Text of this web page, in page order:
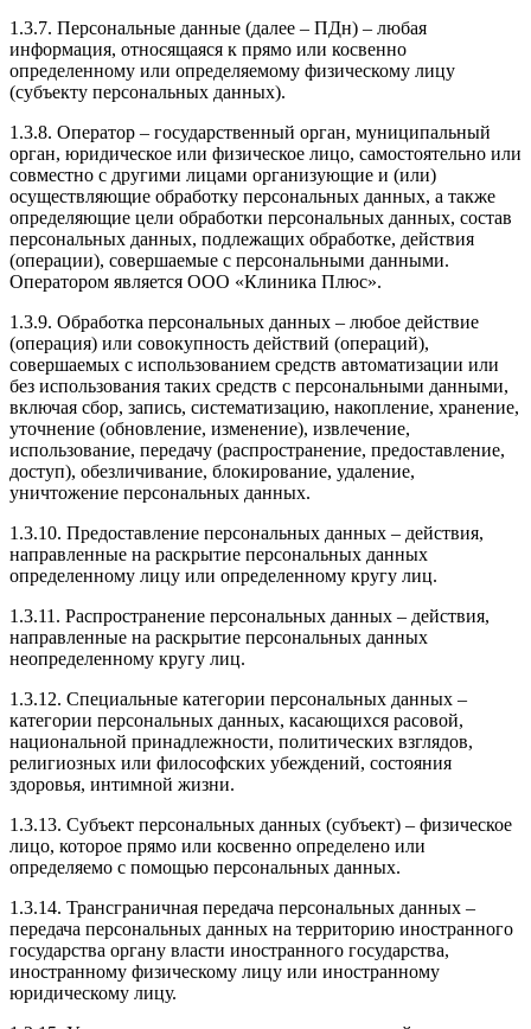
1.3.7. Персональные данные (далее – ПДн) – любая
информация, относящаяся к прямо или косвенно
определенному или определяемому физическому лицу
(субъекту персональных данных).
1.3.8. Оператор – государственный орган, муниципальный
орган, юридическое или физическое лицо, самостоятельно или
совместно с другими лицами организующие и (или)
осуществляющие обработку персональных данных, а также
определяющие цели обработки персональных данных, состав
персональных данных, подлежащих обработке, действия
(операции), совершаемые с персональными данными.
Оператором является ООО «Клиника Плюс».
1.3.9. Обработка персональных данных – любое действие
(операция) или совокупность действий (операций),
совершаемых с использованием средств автоматизации или
без использования таких средств с персональными данными,
включая сбор, запись, систематизацию, накопление, хранение,
уточнение (обновление, изменение), извлечение,
использование, передачу (распространение, предоставление,
доступ), обезличивание, блокирование, удаление,
уничтожение персональных данных.
1.3.10. Предоставление персональных данных – действия,
направленные на раскрытие персональных данных
определенному лицу или определенному кругу лиц.
1.3.11. Распространение персональных данных – действия,
направленные на раскрытие персональных данных
неопределенному кругу лиц.
1.3.12. Специальные категории персональных данных –
категории персональных данных, касающихся расовой,
национальной принадлежности, политических взглядов,
религиозных или философских убеждений, состояния
здоровья, интимной жизни.
1.3.13. Субъект персональных данных (субъект) – физическое
лицо, которое прямо или косвенно определено или
определяемо с помощью персональных данных.
1.3.14. Трансграничная передача персональных данных –
передача персональных данных на территорию иностранного
государства органу власти иностранного государства,
иностранному физическому лицу или иностранному
юридическому лицу.